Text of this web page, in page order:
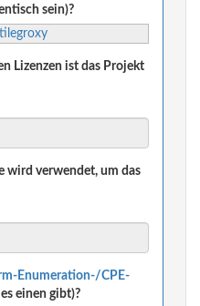
sein)?
Lizenzen ist das Projekt
wird verwendet, um das
Enumeration-/CPE-
einen gibt)?